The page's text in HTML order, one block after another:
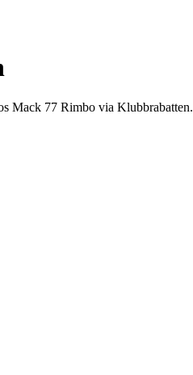
Mack 77 Rimbo via Klubbrabatten.